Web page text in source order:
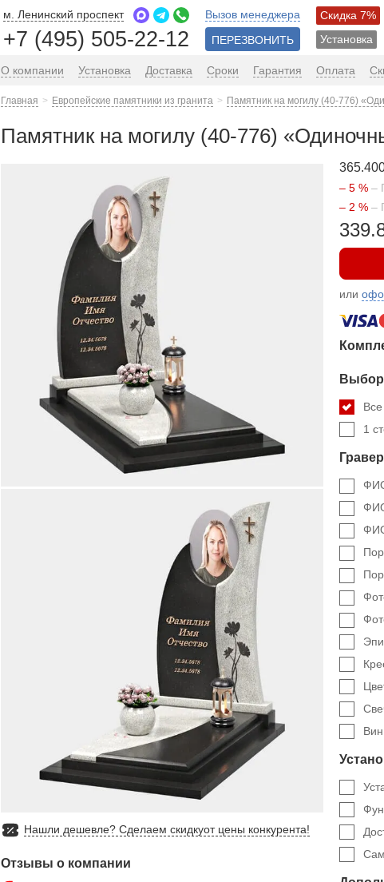
м. Ленинский проспект
+7 (495) 505-22-12
Вызов менеджера
ПЕРЕЗВОНИТЬ
Скидка 7%
Установка
О компании Установка Доставка Сроки Гарантия Оплата
Главная Европейские памятники из гранита Памятник на могилу (40-776)
Памятник на могилу (40-776)
Нашли дешевле? Сделаем скидкуот цены конкурента!
Отзывы о компании
– 5 % –
– 2 % –
или
1